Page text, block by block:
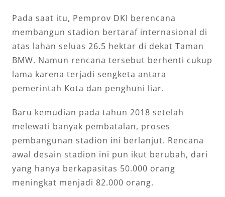
Pada saat itu, Pemprov DKI berencana
membangun stadion bertaraf internasional di
atas lahan seluas 26.5 hektar di dekat Taman
BMW. Namun rencana tersebut berhenti cukup
lama karena terjadi sengketa antara
pemerintah Kota dan penghuni liar.
Baru kemudian pada tahun 2018 setelah
melewati banyak pembatalan, proses
pembangunan stadion ini berlanjut. Rencana
awal desain stadion ini pun ikut berubah, dari
yang hanya berkapasitas 50.000 orang
meningkat menjadi 82.000 orang.